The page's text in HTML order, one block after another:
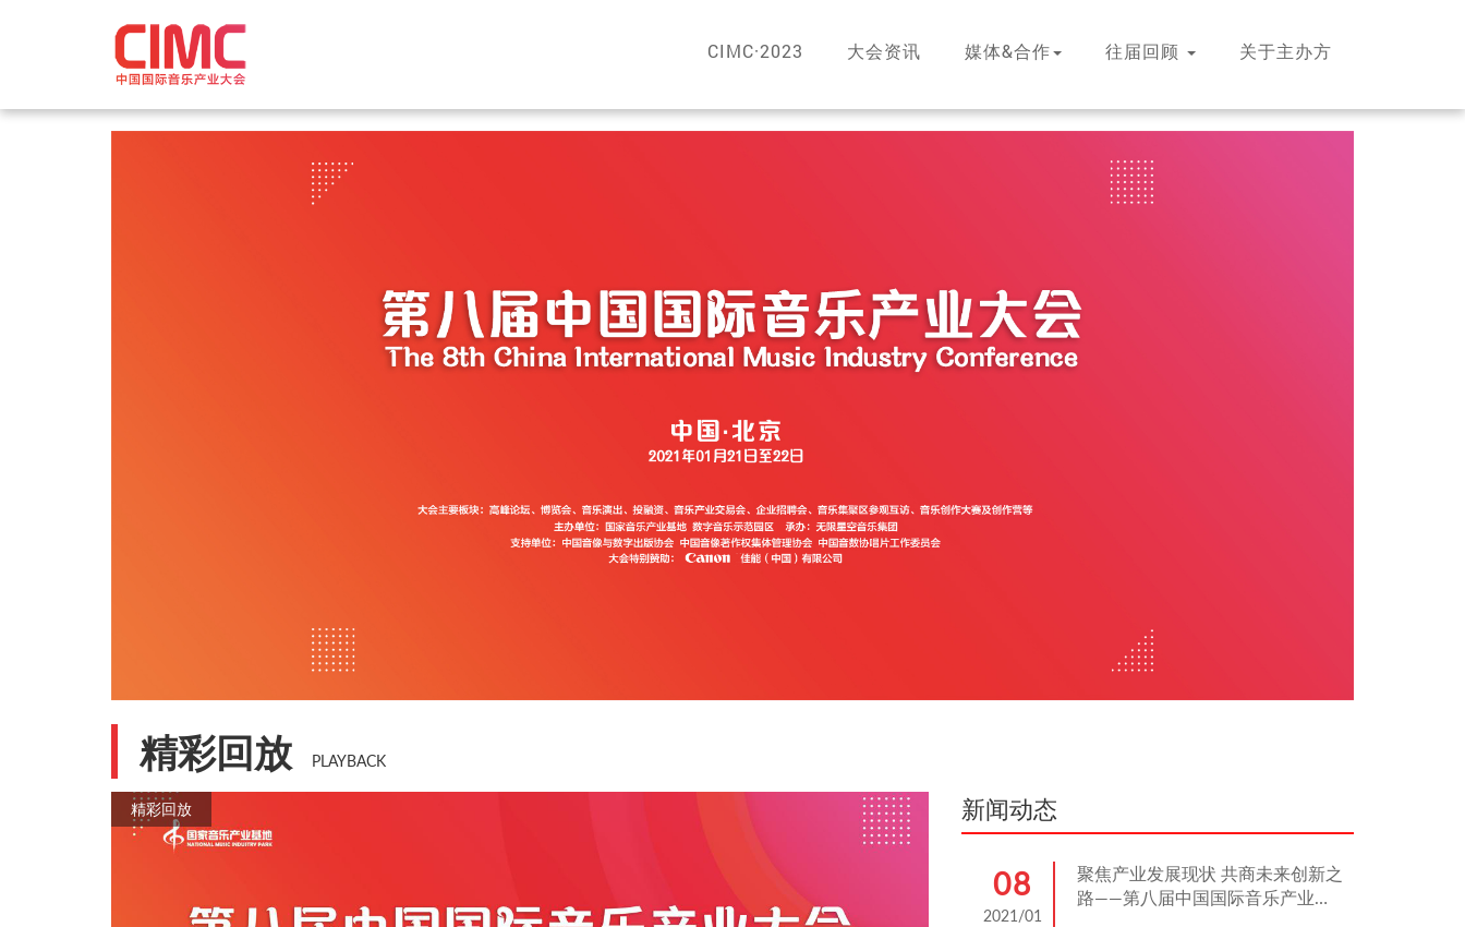
CIMC·2023 大会资讯 媒体&合作 往届回顾 关于主办方
精彩回放 PLAYBACK
精彩回放 新闻动态
08
2021/01
聚焦产业发展现状 共商未来创新之
路——第八届中国国际音乐产业大